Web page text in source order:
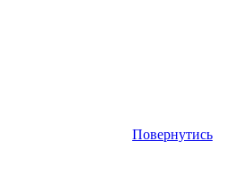
Повернутись